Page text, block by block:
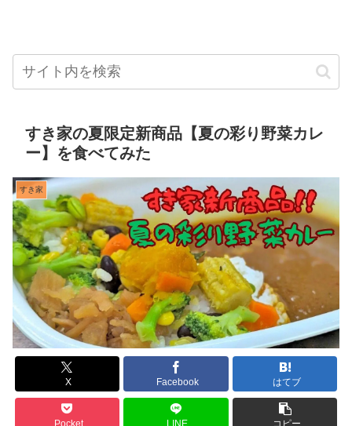
すき家の夏限定新商品【夏の彩り野菜カレ
ー】を食べてみた
すき家
X Facebook はてブ
Pocket LINE コピー